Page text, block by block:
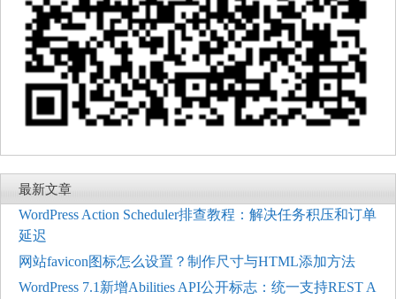
最新文章
WordPress Action Scheduler排查教程：解决任务积压和订单
延迟
网站favicon图标怎么设置？制作尺寸与HTML添加方法
WordPress 7.1新增Abilities API公开标志：统一支持REST A